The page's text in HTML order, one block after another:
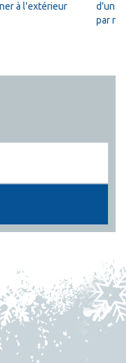
à l'extérieur
d'un
par